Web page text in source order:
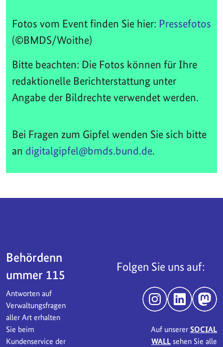
Fotos vom Event finden Sie hier: Pressefotos
(©BMDS/Woithe)
Bitte beachten: Die Fotos können für Ihre
redaktionelle Berichterstattung unter
Angabe der Bildrechte verwendet werden.
Bei Fragen zum Gipfel wenden Sie sich bitte
an digitalgipfel@bmds.bund.de.
Behördenn
ummer 115
Antworten auf
Verwaltungsfragen
aller Art erhalten
Sie beim
Kundenservice der
Folgen Sie uns auf:
InstagramLinkedIn
Auf unserer SOCIAL
WALLsehen Sie alle